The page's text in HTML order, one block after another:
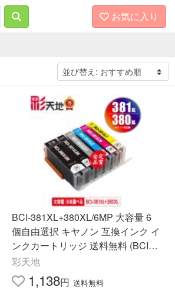
お気に入り
BCI-381XL+380XL/6MP 大容量 6
個自由選択 キヤノン 互換インク イ
ンクカートリッジ 送料無料 (BCI-3
80 BCI-381 BCI-380XL BCI-381XL
BCI-381XL+380XL/5MP)
彩天地
1,138円 送料無料